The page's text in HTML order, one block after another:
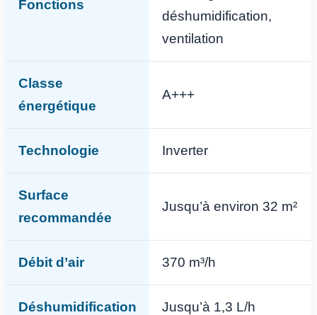
Fonctions
déshumidification,
ventilation
Classe
énergétique
A+++
Technologie Inverter
Surface
recommandée
Jusqu’à environ 32 m²
Débit d’air 370 m³/h
Déshumidification Jusqu’à 1,3 L/h